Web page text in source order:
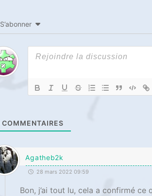
S’abonner
COMMENTAIRES
Agatheb2k
28 mars 2022 09:59
Bon, j’ai tout lu, cela a confirmé ce